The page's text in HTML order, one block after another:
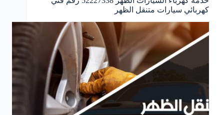
كهربائي سيارات متنقل الظهر